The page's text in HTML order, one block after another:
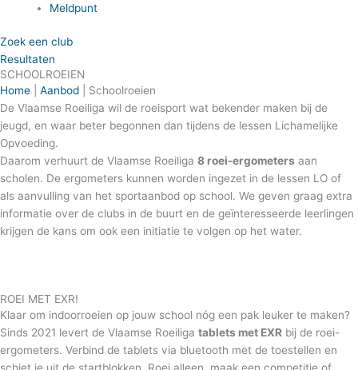
Meldpunt
Zoek een club
Resultaten
SCHOOLROEIEN
Home
Aanbod
Schoolroeien
De Vlaamse Roeiliga wil de roeisport wat bekender maken bij de
jeugd, en waar beter begonnen dan tijdens de lessen Lichamelijke
Opvoeding.
Daarom verhuurt de Vlaamse Roeiliga 8 roei-ergometers aan
scholen. De ergometers kunnen worden ingezet in de lessen LO of
als aanvulling van het sportaanbod op school. We geven graag extra
informatie over de clubs in de buurt en de geïnteresseerde leerlingen
krijgen de kans om ook een initiatie te volgen op het water.
ROEI MET EXR!
Klaar om indoorroeien op jouw school nóg een pak leuker te maken?
Sinds 2021 levert de Vlaamse Roeiliga tablets met EXR bij de roei-
ergometers. Verbind de tablets via bluetooth met de toestellen en